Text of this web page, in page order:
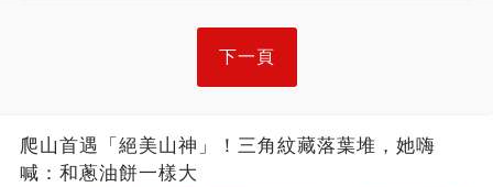
下一頁
爬山首遇「絕美山神」！三角紋藏落葉堆，她嗨
喊：和蔥油餅一樣大